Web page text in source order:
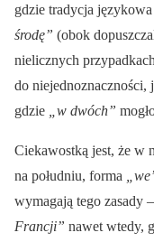
gdzie tradycja
środę” (obok
nielicznych
do niejednoznaczności,
gdzie
„w dwóch”
Ciekawostką jest, że w
na południu, forma
wymagają tego zasady
Francji” nawet wtedy,